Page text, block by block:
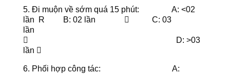
5. Đi muộn về sớm quá 15 phút: A: <02
lần R B: 02 lần  C: 03
lần
 D: >03
lần 
6. Phối hợp công tác: A: